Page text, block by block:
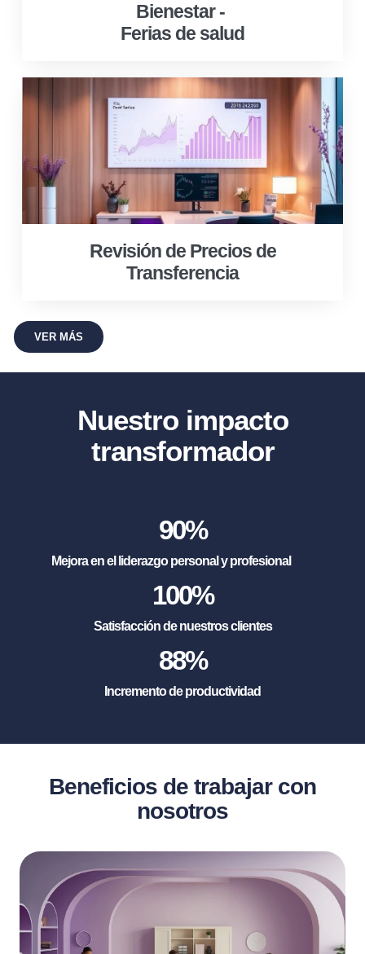
Bienestar -
Ferias de salud
Revisión de Precios de
Transferencia
VER MÁS
Nuestro impacto
transformador
90%
Mejora en el liderazgo personal y profesional
100%
Satisfacción de nuestros clientes
88%
Incremento de productividad
Beneficios de trabajar con
nosotros